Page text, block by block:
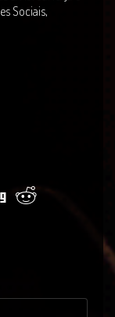
Sociais,